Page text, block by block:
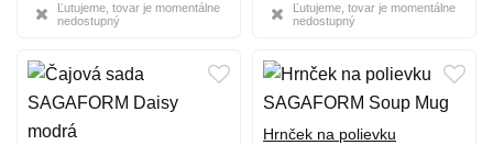
Ľutujeme, tovar je momentálne
nedostupný
Ľutujeme, tovar je momentálne
nedostupný
Hrnček na polievku